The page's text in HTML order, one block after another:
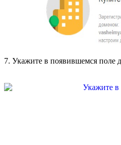
7. Укажите в появившемся поле